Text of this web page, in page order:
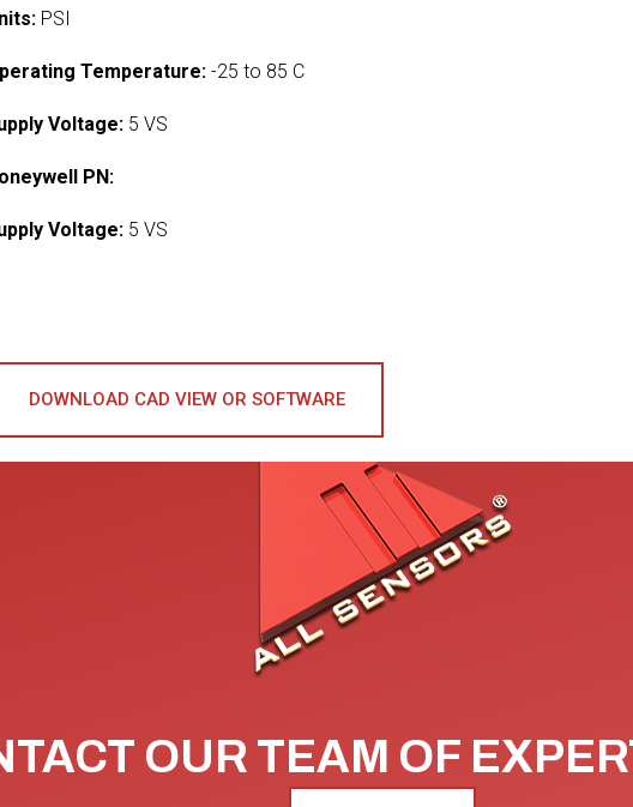
PSI
Temperature: -25 to 85 C
Voltage: 5 VS
PN:
Voltage: 5 VS
DOWNLOAD CAD VIEW OR SOFTWARE
OUR TEAM OF